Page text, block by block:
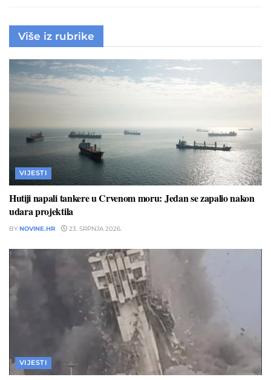
Više iz rubrike
VIJESTI
Hutiji napali tankere u Crvenom moru: Jedan se zapalio nakon
udara projektila
BY NOVINE.HR 23. SRPNJA 2026.
VIJESTI